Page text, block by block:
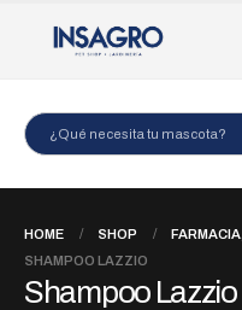
HOME SHOP FARMACIA
SHAMPOO LAZZIO
Shampoo Lazzio